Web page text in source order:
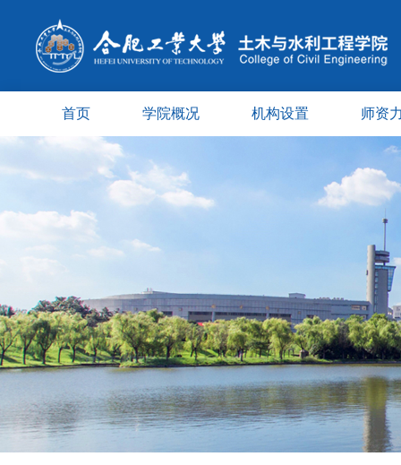
首页 学院概况 机构设置 师资